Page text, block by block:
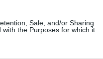
Sale, and/or Sharing
the Purposes for which it